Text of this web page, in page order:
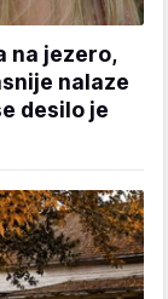
na jezero,
nalaze
desilo je